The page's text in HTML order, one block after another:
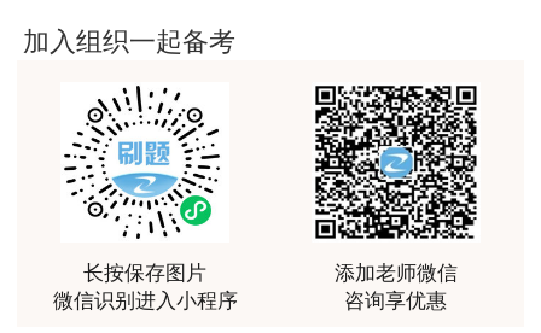
平台历史购买的课程，老师讲的多非常好
用户m2****68
老师讲的很细致很认真，课件准备充分也非常有耐
心，听了老师的课很有收获，谢谢老师的付出和努
力。
用户m0****88
最棒的预习课
用户m2****66
加入组织一起备考
长按保存图片
微信识别进入小程序
添加老师微信
咨询享优惠